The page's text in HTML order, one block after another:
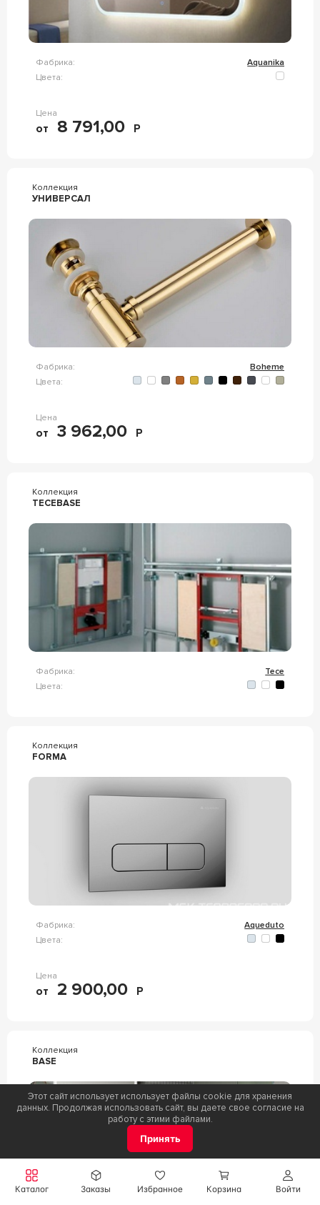
Войти
Каталог Заказы Избранное Корзина
Фабрика:
Aquanika
Цвета:
Цена
от 8 791,00 Р
Коллекция
УНИВЕРСАЛ
Фабрика:
Boheme
Цвета:
Цена
от 3 962,00 Р
Коллекция
TECEBASE
Фабрика:
Tece
Цвета:
Коллекция
FORMA
Фабрика:
Aqueduto
Цвета:
Цена
от 2 900,00 Р
Коллекция
BASE
Этот сайт использует использует файлы cookie для хранения
данных. Продолжая использовать сайт, вы даете свое согласие на
работу с этими файлами.
Принять